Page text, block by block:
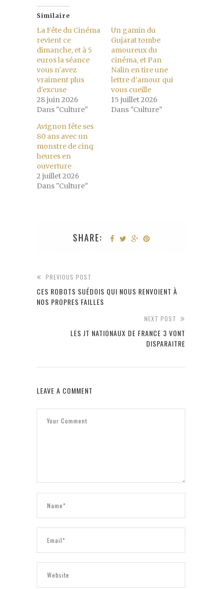
Similaire
La Fête du Cinéma
revient ce
dimanche, et à 5
euros la séance
vous n’avez
vraiment plus
d’excuse
28 juin 2026
Dans "Culture"
Un gamin du
Gujarat tombe
amoureux du
cinéma, et Pan
Nalin en tire une
lettre d’amour qui
vous cueille
15 juillet 2026
Dans "Culture"
Avignon fête ses
80 ans avec un
monstre de cinq
heures en
ouverture
2 juillet 2026
Dans "Culture"
SHARE:
PREVIOUS POST
CES ROBOTS SUÉDOIS QUI NOUS RENVOIENT À
NOS PROPRES FAILLES
NEXT POST
LES JT NATIONAUX DE FRANCE 3 VONT
DISPARAITRE
LEAVE A COMMENT